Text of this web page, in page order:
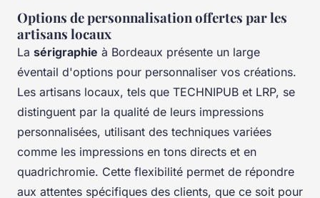
Options de personnalisation offertes par les
artisans locaux
La sérigraphie à Bordeaux présente un large
éventail d'options pour personnaliser vos créations.
Les artisans locaux, tels que TECHNIPUB et LRP, se
distinguent par la qualité de leurs impressions
personnalisées, utilisant des techniques variées
comme les impressions en tons directs et en
quadrichromie. Cette flexibilité permet de répondre
aux attentes spécifiques des clients, que ce soit pour